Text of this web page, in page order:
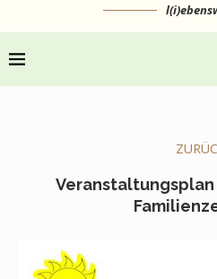
Veranstaltungsplan